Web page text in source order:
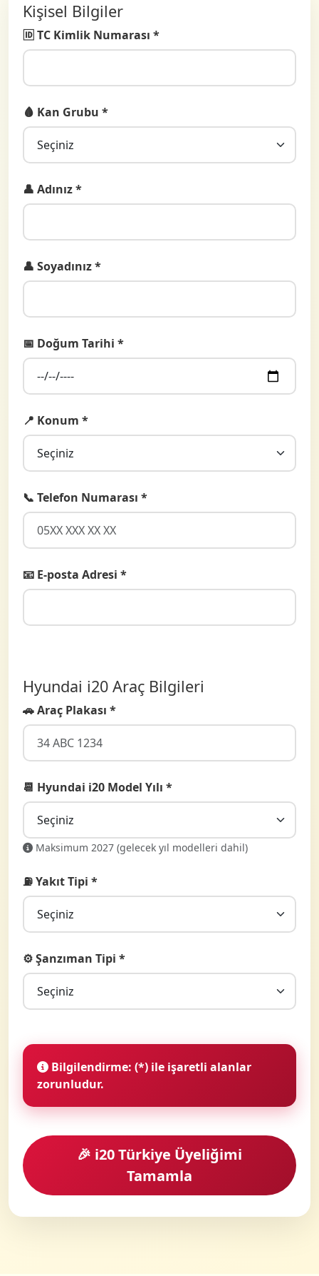
Kişisel Bilgiler
🆔 TC Kimlik Numarası *
🩸 Kan Grubu *
👤 Adınız *
👤 Soyadınız *
📅 Doğum Tarihi *
📍 Konum *
📞 Telefon Numarası *
📧 E-posta Adresi *
Hyundai i20 Araç Bilgileri
🚗 Araç Plakası *
📆 Hyundai i20 Model Yılı *
Maksimum 2027 (gelecek yıl modelleri dahil)
⛽ Yakıt Tipi *
⚙️ Şanzıman Tipi *
Bilgilendirme: (*) ile işaretli alanlar
zorunludur.
🎉 i20 Türkiye Üyeliğimi
Tamamla